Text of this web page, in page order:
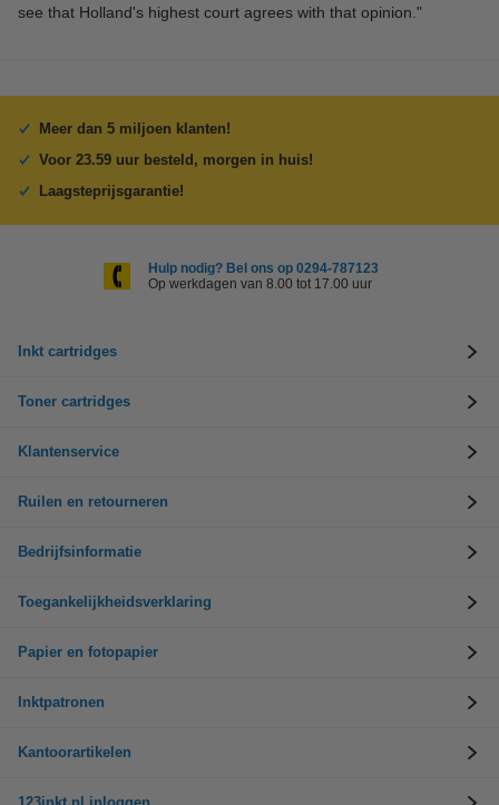
see that Holland's highest court agrees with that opinion."
Meer dan 5 miljoen klanten!
Voor 23.59 uur besteld, morgen in huis!
Laagsteprijsgarantie!
Hulp nodig? Bel ons op 0294-787123
Op werkdagen van 8.00 tot 17.00 uur
Inkt cartridges
Toner cartridges
Klantenservice
Ruilen en retourneren
Bedrijfsinformatie
Toegankelijkheidsverklaring
Papier en fotopapier
Inktpatronen
Kantoorartikelen